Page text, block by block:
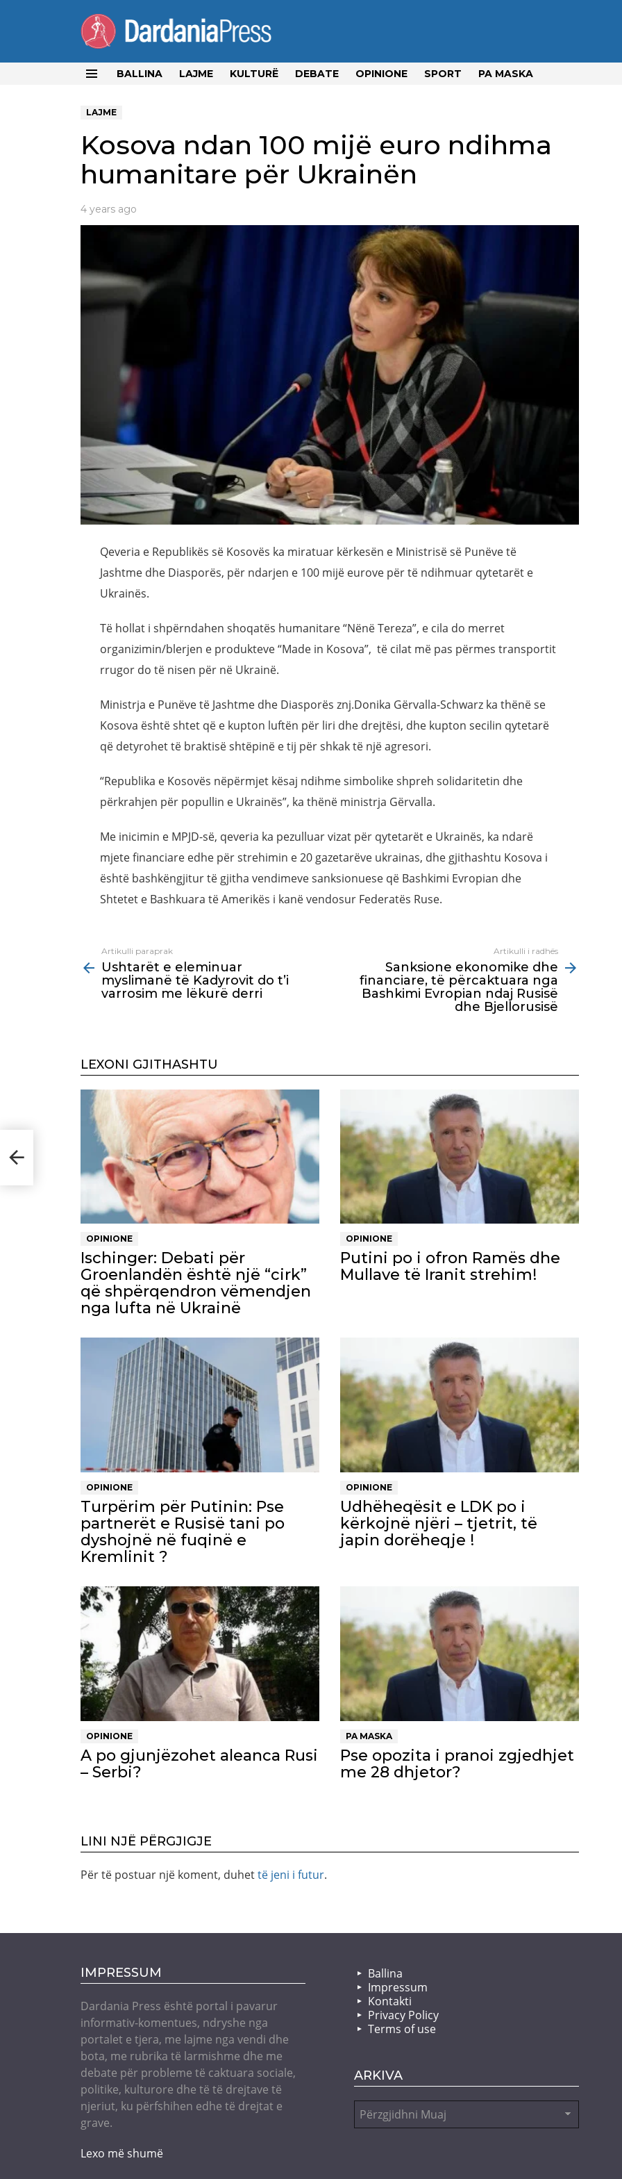
BALLINA LAJME KULTURË DEBATE OPINIONE SPORT PA MASKA
LAJME
Kosova ndan 100 mijë euro ndihma
humanitare për Ukrainën
4 years ago
Qeveria e Republikës së Kosovës ka miratuar kërkesën e Ministrisë së Punëve të
Jashtme dhe Diasporës, për ndarjen e 100 mijë eurove për të ndihmuar qytetarët e
Ukrainës.
Të hollat i shpërndahen shoqatës humanitare “Nënë Tereza”, e cila do merret
organizimin/blerjen e produkteve “Made in Kosova”, të cilat më pas përmes transportit
rrugor do të nisen për në Ukrainë.
Ministrja e Punëve të Jashtme dhe Diasporës znj.Donika Gërvalla-Schwarz ka thënë se
Kosova është shtet që e kupton luftën për liri dhe drejtësi, dhe kupton secilin qytetarë
që detyrohet të braktisë shtëpinë e tij për shkak të një agresori.
“Republika e Kosovës nëpërmjet kësaj ndihme simbolike shpreh solidaritetin dhe
përkrahjen për popullin e Ukrainës”, ka thënë ministrja Gërvalla.
Me inicimin e MPJD-së, qeveria ka pezulluar vizat për qytetarët e Ukrainës, ka ndarë
mjete financiare edhe për strehimin e 20 gazetarëve ukrainas, dhe gjithashtu Kosova i
është bashkëngjitur të gjitha vendimeve sanksionuese që Bashkimi Evropian dhe
Shtetet e Bashkuara të Amerikës i kanë vendosur Federatës Ruse.
more
Artikulli paraprak
Ushtarët e eleminuar
myslimanë të Kadyrovit do t’i
varrosim me lëkurë derri
Artikulli i radhës
Sanksione ekonomike dhe
financiare, të përcaktuara nga
Bashkimi Evropian ndaj Rusisë
dhe Bjellorusisë
LEXONI GJITHASHTU
OPINIONE
Ischinger: Debati për
Groenlandën është një “cirk”
që shpërqendron vëmendjen
nga lufta në Ukrainë
OPINIONE
Putini po i ofron Ramës dhe
Mullave të Iranit strehim!
OPINIONE
Turpërim për Putinin: Pse
partnerët e Rusisë tani po
dyshojnë në fuqinë e
Kremlinit ?
OPINIONE
Udhëheqësit e LDK po i
kërkojnë njëri – tjetrit, të
japin dorëheqje !
OPINIONE
A po gjunjëzohet aleanca Rusi
– Serbi?
PA MASKA
Pse opozita i pranoi zgjedhjet
me 28 dhjetor?
LINI NJË PËRGJIGJE
Për të postuar një koment, duhettë jeni i futur.
IMPRESSUM
Dardania Press është portal i pavarur
informativ-komentues, ndryshe nga
portalet e tjera, me lajme nga vendi dhe
bota, me rubrika të larmishme dhe me
debate për probleme të caktuara sociale,
politike, kulturore dhe të të drejtave të
njeriut, ku përfshihen edhe të drejtat e
grave.
Lexo më shumë
Ballina
Impressum
Kontakti
Privacy Policy
Terms of use
ARKIVA